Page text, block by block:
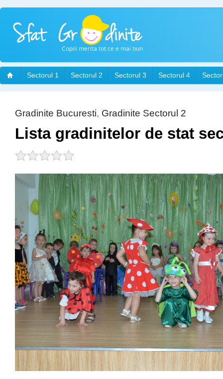
Sectorul 1 Sectorul 2 Sectorul 3 Sectorul 4
Gradinite Bucuresti, Gradinite Sectorul 2
Lista gradinitelor de stat